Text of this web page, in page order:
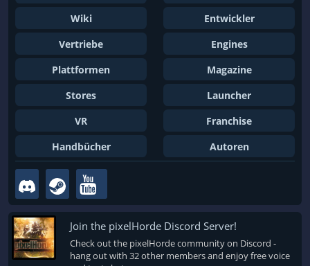
Wiki
Entwickler
Vertriebe
Engines
Plattformen
Magazine
Stores
Launcher
VR
Franchise
Handbücher
Autoren
Join the pixelHorde Discord Server!
Check out the pixelHorde community on Discord -
hang out with 32 other members and enjoy free voice